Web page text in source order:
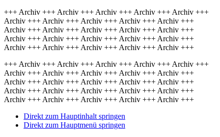
+++ Archiv +++ Archiv +++ Archiv +++ Archiv +++ Archiv +++
Archiv +++ Archiv +++ Archiv +++ Archiv +++ Archiv +++
Archiv +++ Archiv +++ Archiv +++ Archiv +++ Archiv +++
Archiv +++ Archiv +++ Archiv +++ Archiv +++ Archiv +++
Archiv +++ Archiv +++ Archiv +++ Archiv +++ Archiv +++
+++ Archiv +++ Archiv +++ Archiv +++ Archiv +++ Archiv +++
Archiv +++ Archiv +++ Archiv +++ Archiv +++ Archiv +++
Archiv +++ Archiv +++ Archiv +++ Archiv +++ Archiv +++
Archiv +++ Archiv +++ Archiv +++ Archiv +++ Archiv +++
Archiv +++ Archiv +++ Archiv +++ Archiv +++ Archiv +++
Direkt zum Hauptinhalt springen
Direkt zum Hauptmenü springen